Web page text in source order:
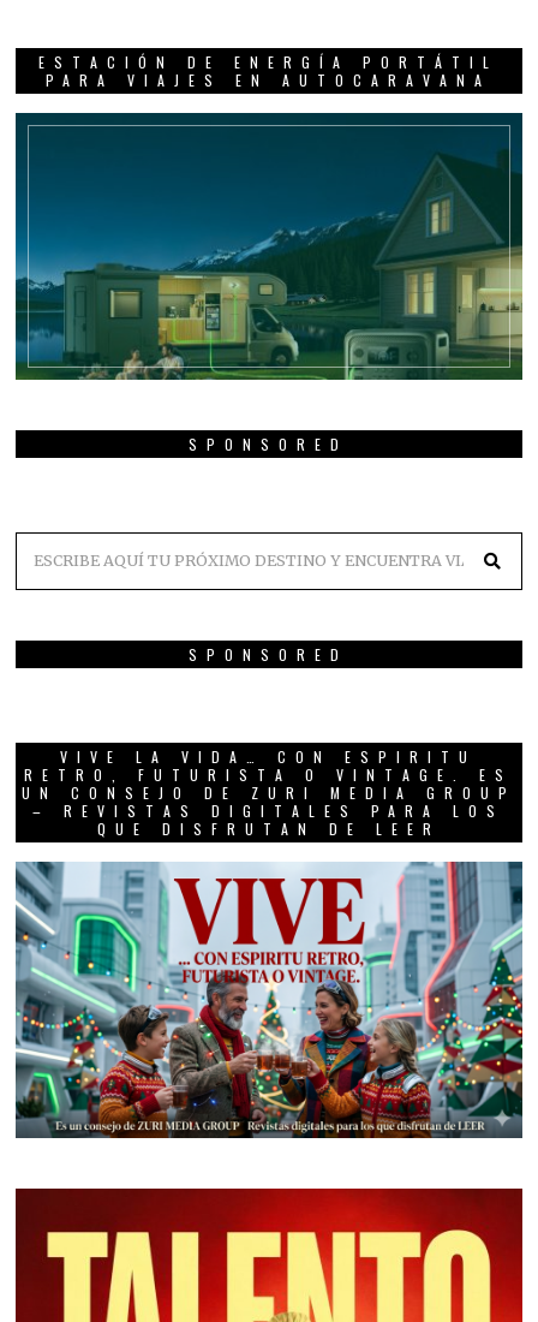
ESTACIÓN DE ENERGÍA PORTÁTIL
PARA VIAJES EN AUTOCARAVANA
SPONSORED
SPONSORED
VIVE LA VIDA… CON ESPIRITU
RETRO, FUTURISTA O VINTAGE. ES
UN CONSEJO DE ZURI MEDIA GROUP
– REVISTAS DIGITALES PARA LOS
QUE DISFRUTAN DE LEER